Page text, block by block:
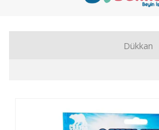
Dükkan
Beceri Setleri